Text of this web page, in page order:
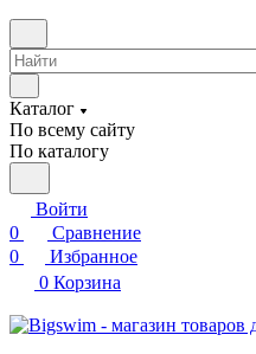
Каталог
По всему сайту
По каталогу
Войти
0
Сравнение
0
Избранное
0 Корзина